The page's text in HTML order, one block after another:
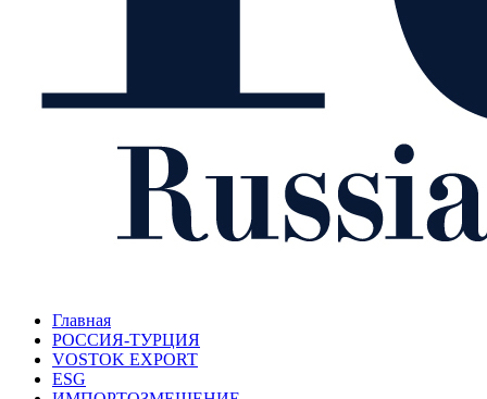
Главная
РОССИЯ-ТУРЦИЯ
VOSTOK EXPORT
ESG